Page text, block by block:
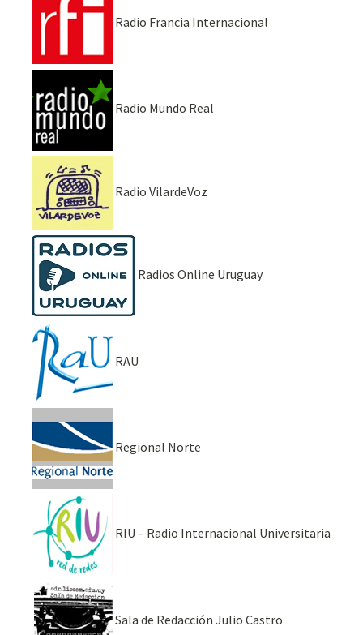
Radio Francia Internacional
Radio Mundo Real
Radio VilardeVoz
Radios Online Uruguay
RAU
Regional Norte
RIU – Radio Internacional Universitaria
Sala de Redacción Julio Castro